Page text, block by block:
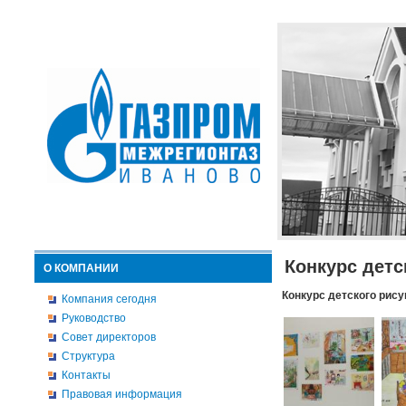
О КОМПАНИИ
Компания сегодня
Руководство
Совет директоров
Структура
Контакты
Правовая информация
Конкурс
Конкурс детского